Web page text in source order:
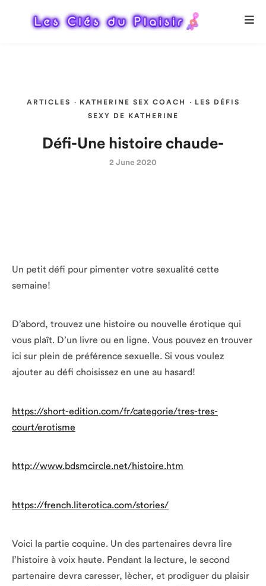
ARTICLES · KATHERINE SEX COACH · LES DÉFIS
SEXY DE KATHERINE
Défi-Une histoire chaude-
2 June 2020
Un petit défi pour pimenter votre sexualité cette
semaine!
D’abord, trouvez une histoire ou nouvelle érotique qui
vous plaît. D’un livre ou en ligne. Vous pouvez en trouver
ici sur plein de préférence sexuelle. Si vous voulez
ajouter au défi choisissez en une au hasard!
https://short-edition.com/fr/categorie/tres-tres-
court/erotisme
http://www.bdsmcircle.net/histoire.htm
https://french.literotica.com/stories/
Voici la partie coquine. Un des partenaires devra lire
l’histoire à voix haute. Pendant la lecture, le second
partenaire devra caresser, lècher, et prodiguer du plaisir